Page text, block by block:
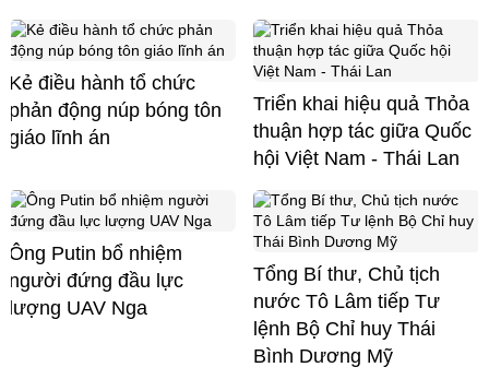
Kẻ điều hành tổ chức
phản động núp bóng tôn
giáo lĩnh án
Triển khai hiệu quả Thỏa
thuận hợp tác giữa Quốc
hội Việt Nam - Thái Lan
Ông Putin bổ nhiệm
người đứng đầu lực
lượng UAV Nga
Tổng Bí thư, Chủ tịch
nước Tô Lâm tiếp Tư
lệnh Bộ Chỉ huy Thái
Bình Dương Mỹ